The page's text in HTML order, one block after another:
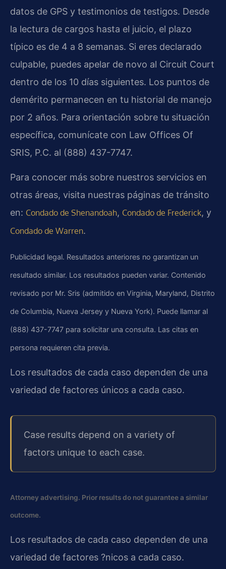
datos de GPS y testimonios de testigos. Desde
la lectura de cargos hasta el juicio, el plazo
típico es de 4 a 8 semanas. Si eres declarado
culpable, puedes apelar de novo al Circuit Court
dentro de los 10 días siguientes. Los puntos de
demérito permanecen en tu historial de manejo
por 2 años. Para orientación sobre tu situación
específica, comunícate con Law Offices Of
SRIS, P.C. al (888) 437-7747.
Para conocer más sobre nuestros servicios en
otras áreas, visita nuestras páginas de tránsito
en: Condado de Shenandoah, Condado de Frederick, y
Condado de Warren.
Publicidad legal. Resultados anteriores no garantizan un
resultado similar. Los resultados pueden variar. Contenido
revisado por Mr. Sris (admitido en Virginia, Maryland, Distrito
de Columbia, Nueva Jersey y Nueva York). Puede llamar al
(888) 437-7747 para solicitar una consulta. Las citas en
persona requieren cita previa.
Los resultados de cada caso dependen de una
variedad de factores únicos a cada caso.
Case results depend on a variety of
factors unique to each case.
Attorney advertising. Prior results do not guarantee a similar
outcome.
Los resultados de cada caso dependen de una
variedad de factores ?nicos a cada caso.